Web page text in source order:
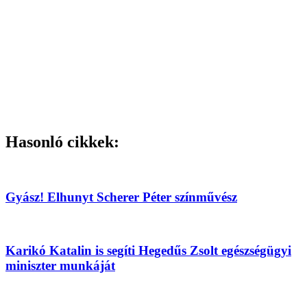
Hasonló cikkek:
Gyász! Elhunyt Scherer Péter színművész
Karikó Katalin is segíti Hegedűs Zsolt egészségügyi
miniszter munkáját